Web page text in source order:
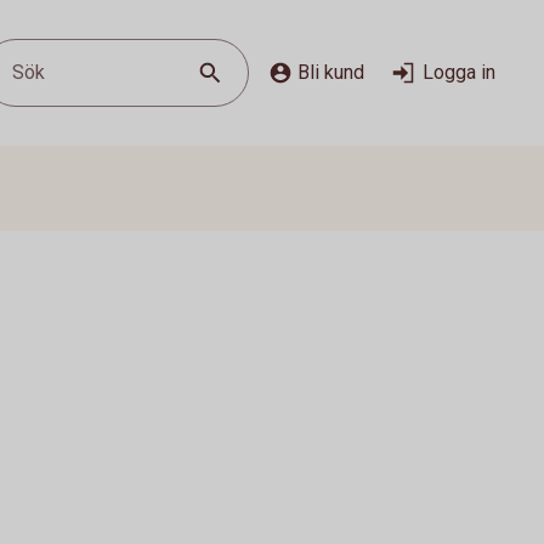
Sök Bli kund Logga in